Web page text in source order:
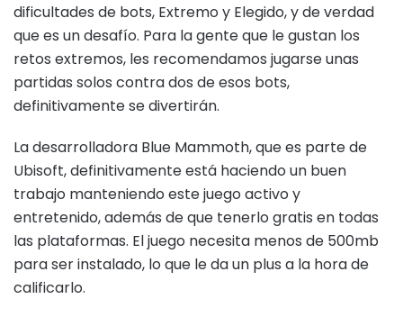
dificultades de bots, Extremo y Elegido, y de verdad
que es un desafío. Para la gente que le gustan los
retos extremos, les recomendamos jugarse unas
partidas solos contra dos de esos bots,
definitivamente se divertirán.
La desarrolladora Blue Mammoth, que es parte de
Ubisoft, definitivamente está haciendo un buen
trabajo manteniendo este juego activo y
entretenido, además de que tenerlo gratis en todas
las plataformas. El juego necesita menos de 500mb
para ser instalado, lo que le da un plus a la hora de
calificarlo.